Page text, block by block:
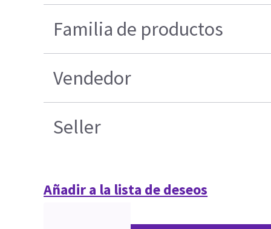
Familia de productos
Vendedor
Seller
Añadir a la lista de deseos